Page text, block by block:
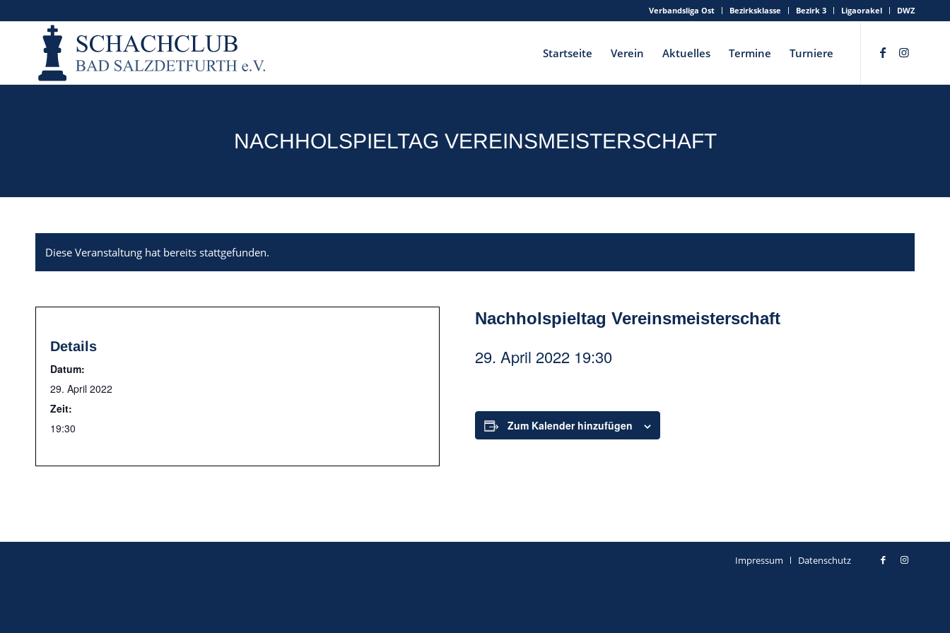
Verbandsliga Ost Bezirksklasse Bezirk 3 Ligaorakel DWZ
Startseite Verein Aktuelles Termine Turniere
NACHHOLSPIELTAG VEREINSMEISTERSCHAFT
Diese Veranstaltung hat bereits stattgefunden.
Nachholspieltag Vereinsmeisterschaft
29. April 2022 19:30
Zum Kalender hinzufügen
Details
Datum:
29. April 2022
Zeit:
19:30
Impressum Datenschutz